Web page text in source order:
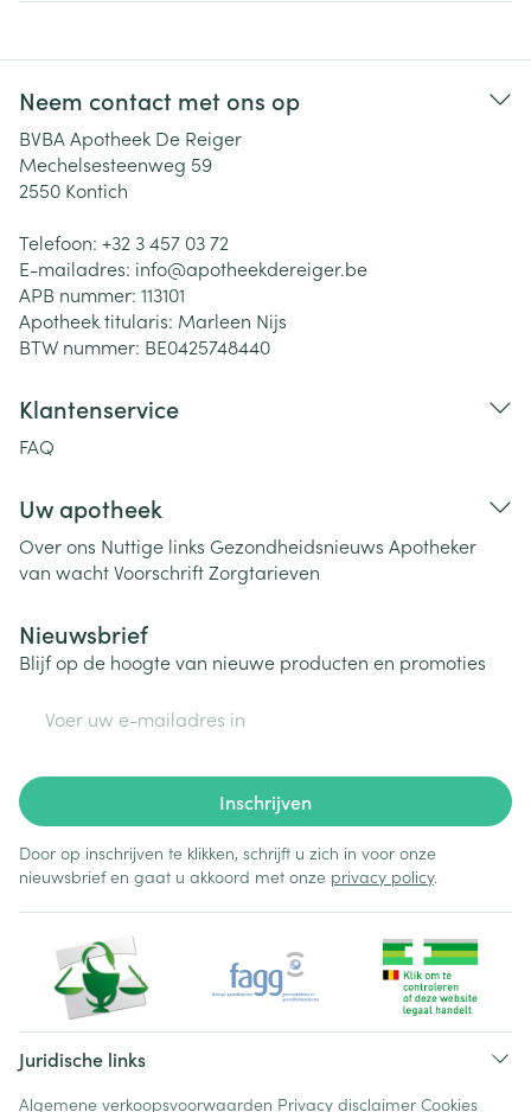
Neem contact met ons op
BVBA Apotheek De Reiger
Mechelsesteenweg 59
2550 Kontich
Telefoon: +32 3 457 03 72
E-mailadres: info@apotheekdereiger.be
APB nummer: 113101
Apotheek titularis: Marleen Nijs
BTW nummer: BE0425748440
Klantenservice
FAQ
Uw apotheek
Over ons Nuttige links Gezondheidsnieuws Apotheker
van wachtVoorschriftZorgtarieven
Nieuwsbrief
Blijf op de hoogte van nieuwe producten en promoties
Inschrijven
Door op inschrijven te klikken, schrijft u zich in voor onze
nieuwsbrief en gaat u akkoord met onze privacy policy.
Juridische links
Algemene verkoopsvoorwaarden Privacy disclaimer Cookies